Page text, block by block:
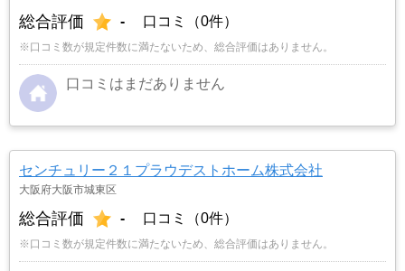
総合評価 - 口コミ（0件）
※口コミ数が規定件数に満たないため、総合評価はありません。
口コミはまだありません
センチュリー２１プラウデストホーム株式会社
大阪府大阪市城東区
総合評価 - 口コミ（0件）
※口コミ数が規定件数に満たないため、総合評価はありません。